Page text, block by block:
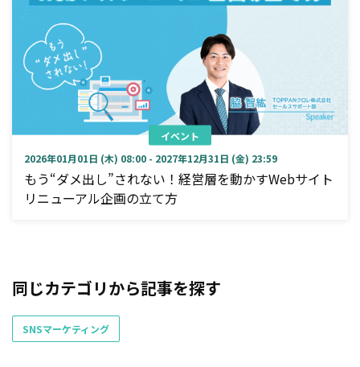
イベント
2026年01月01日 (木) 08:00 - 2027年12月31日 (金) 23:59
もう“ダメ出し”されない！経営層を動かすWebサイト
リニューアル企画の立て方
同じカテゴリから記事を探す
SNSマーケティング